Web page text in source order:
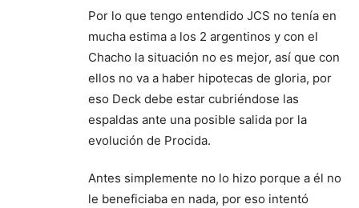
Por lo que tengo entendido JCS no tenía en
mucha estima a los 2 argentinos y con el
Chacho la situación no es mejor, así que con
ellos no va a haber hipotecas de gloria, por
eso Deck debe estar cubriéndose las
espaldas ante una posible salida por la
evolución de Procida.
Antes simplemente no lo hizo porque a él no
le beneficiaba en nada, por eso intentó